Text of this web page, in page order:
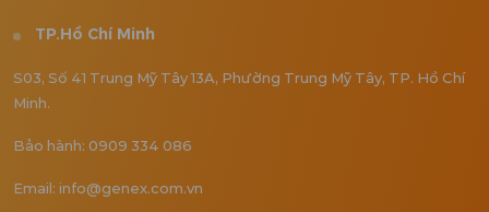
TP.Hồ Chí Minh
S03, Số 41 Trung Mỹ Tây 13A, Phường Trung Mỹ Tây, TP. Hồ Chí
Minh.
Bảo hành: 0909 334 086
Email: info@genex.com.vn